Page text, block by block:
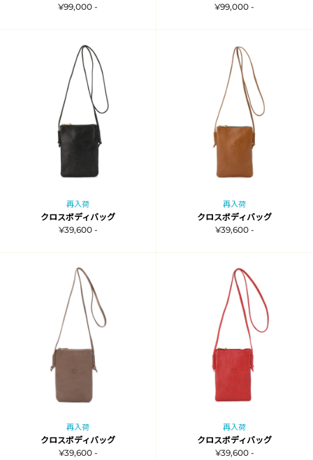
¥99,000 -
¥99,000 -
再入荷
クロスボディバッグ
¥39,600 -
再入荷
クロスボディバッグ
¥39,600 -
再入荷
クロスボディバッグ
¥39,600 -
再入荷
クロスボディバッグ
¥39,600 -